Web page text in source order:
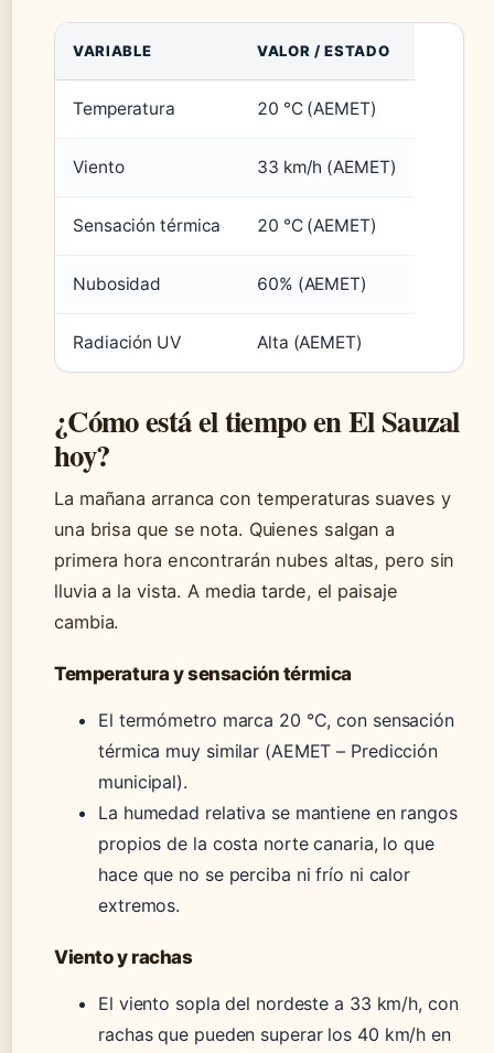
VARIABLE VALOR / ESTADO
Temperatura 20 °C (AEMET)
Viento 33 km/h (AEMET)
Sensación térmica 20 °C (AEMET)
Nubosidad 60% (AEMET)
Radiación UV Alta (AEMET)
¿Cómo está el tiempo en El Sauzal
hoy?
La mañana arranca con temperaturas suaves y
una brisa que se nota. Quienes salgan a
primera hora encontrarán nubes altas, pero sin
lluvia a la vista. A media tarde, el paisaje
cambia.
Temperatura y sensación térmica
El termómetro marca 20 °C, con sensación
térmica muy similar (AEMET – Predicción
municipal).
La humedad relativa se mantiene en rangos
propios de la costa norte canaria, lo que
hace que no se perciba ni frío ni calor
extremos.
Viento y rachas
El viento sopla del nordeste a 33 km/h, con
rachas que pueden superar los 40 km/h en